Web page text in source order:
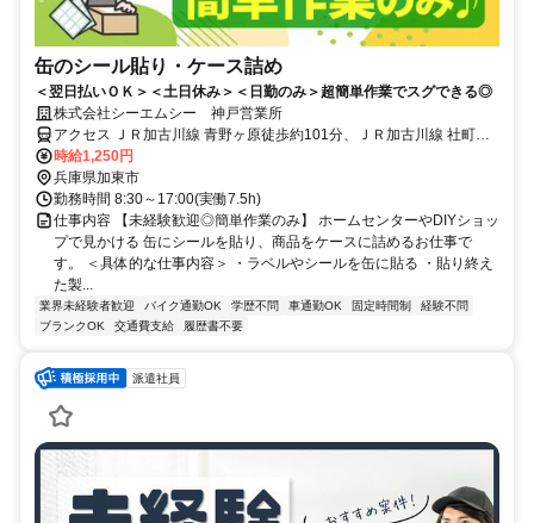
缶のシール貼り・ケース詰め
＜翌日払いＯＫ＞＜土日休み＞＜日勤のみ＞超簡単作業でスグできる◎
株式会社シーエムシー 神戸営業所
アクセス ＪＲ加古川線 青野ヶ原徒歩約101分、ＪＲ加古川線 社町徒
歩約115分、神戸電鉄粟生線/神戸高速鉄道南北線 小野（兵庫県）徒
歩約120分 加東市 ＊車・バイク通勤ok
時給1,250円
兵庫県加東市
勤務時間 8:30～17:00(実働7.5h)
仕事内容 【未経験歓迎◎簡単作業のみ】 ホームセンターやDIYショッ
プで見かける 缶にシールを貼り、商品をケースに詰めるお仕事で
す。 ＜具体的な仕事内容＞ ・ラベルやシールを缶に貼る ・貼り終え
た製...
業界未経験者歓迎 バイク通勤OK 学歴不問 車通勤OK 固定時間制
経験不問
ブランクOK
交通費支給 履歴書不要
派遣社員